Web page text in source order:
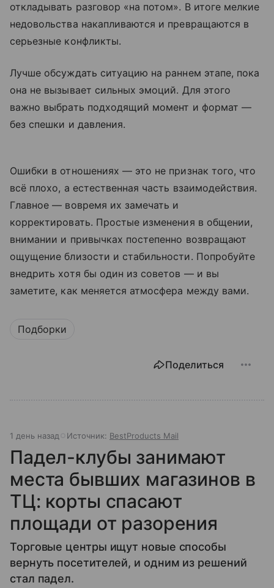
откладывать разговор «на потом». В итоге мелкие
недовольства накапливаются и превращаются в
серьезные конфликты.
Лучше обсуждать ситуацию на раннем этапе, пока
она не вызывает сильных эмоций. Для этого
важно выбрать подходящий момент и формат —
без спешки и давления.
Ошибки в отношениях — это не признак того, что
всё плохо, а естественная часть взаимодействия.
Главное — вовремя их замечать и
корректировать. Простые изменения в общении,
внимании и привычках постепенно возвращают
ощущение близости и стабильности. Попробуйте
внедрить хотя бы один из советов — и вы
заметите, как меняется атмосфера между вами.
Подборки
Поделиться
1 день назад Источник: BestProducts Mail
Падел-клубы занимают
места бывших магазинов в
ТЦ: корты спасают
площади от разорения
Торговые центры ищут новые способы
вернуть посетителей, и одним из решений
стал падел.